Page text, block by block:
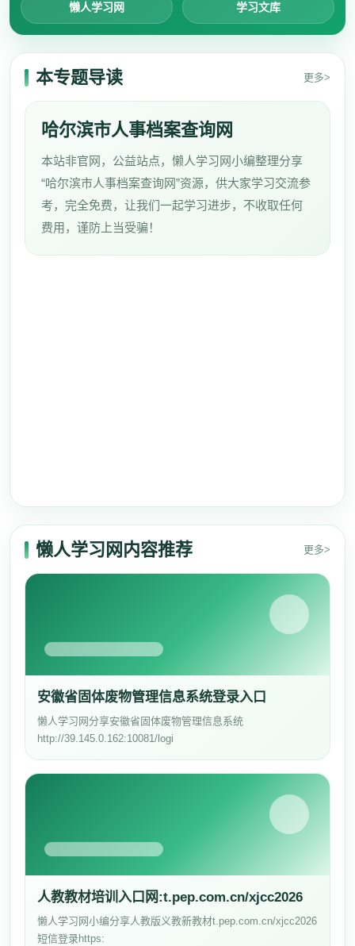
懒人学习网 学习文库
本专题导读 更多>
哈尔滨市人事档案查询网
本站非官网，公益站点，懒人学习网小编整理分享
“哈尔滨市人事档案查询网”资源，供大家学习交流参
考，完全免费，让我们一起学习进步，不收取任何
费用，谨防上当受骗！
懒人学习网内容推荐 更多>
安徽省固体废物管理信息系统登录入口
懒人学习网分享安徽省固体废物管理信息系统
http://39.145.0.162:10081/logi
人教教材培训入口网:t.pep.com.cn/xjcc2026
懒人学习网小编分享人教版义教新教材t.pep.com.cn/xjcc2026
短信登录https: